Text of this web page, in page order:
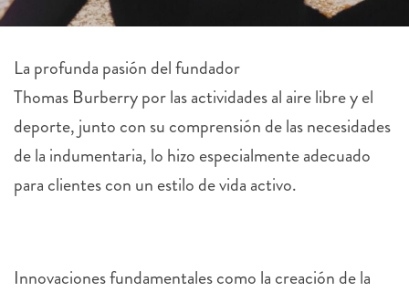
La profunda pasión del fundador
Thomas Burberrypor las actividades al aire libre y el
deporte, junto con su comprensión de las necesidades
de la indumentaria, lo hizo especialmente adecuado
para clientes con un estilo de vida activo.
Innovaciones fundamentales como la creación de la